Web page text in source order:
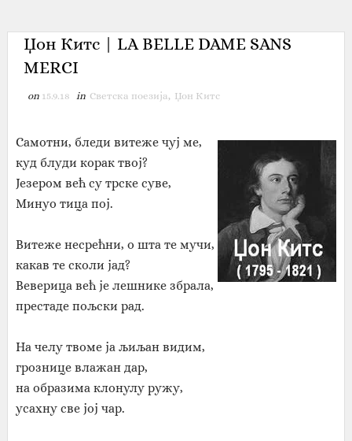
Џон Китс | LA BELLE DAME SANS
MERCI
on 15.9.18 in Светска поезија, Џон Китс‎
Самотни, бледи витеже чуј ме,
куд блуди корак твој?
Језером већ су трске суве,
Минуо тица пој.
Витеже несрећни, о шта те мучи,
какав те сколи јад?
Веверица већ је лешнике збрала,
престаде пољски рад.
На челу твоме ја љиљан видим,
грознице влажан дар,
на образима клонулу ружу,
усахну све јој чар.